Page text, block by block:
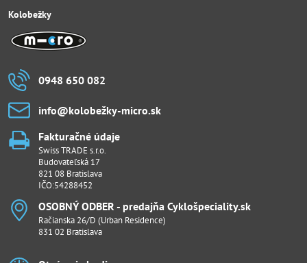
Kolobežky
0948 650 082
info​@kolobežky-micro​.sk
Fakturačné údaje
Swiss TRADE s.r.o.
Budovateľská 17
821 08 Bratislava
IČO:54288452
OSOBNÝ ODBER - predajňa Cyklošpeciality​.sk
Račianska 26/D (Urban Residence)
831 02 Bratislava